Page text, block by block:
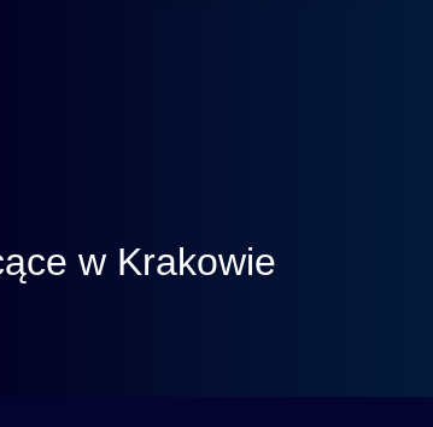
w Krakowie